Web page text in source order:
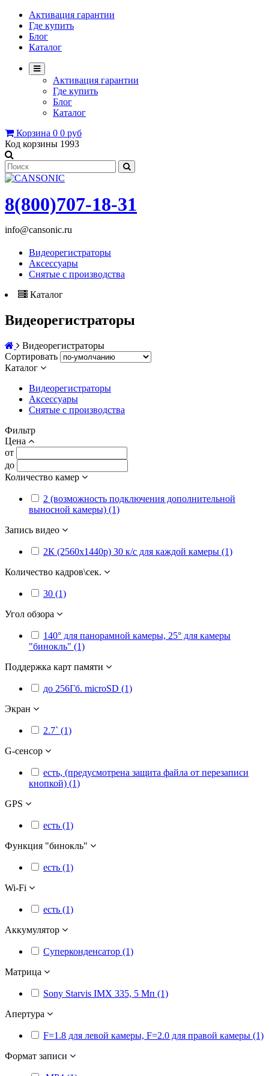
Активация гарантии
Где купить
Блог
Каталог
Активация гарантии
Где купить
Блог
Каталог
Корзина 0 0 руб
Код корзины 1993
8(800)707-18-31
info@cansonic.ru
Видеорегистраторы
Аксессуары
Снятые с производства
Каталог
Видеорегистраторы
Видеорегистраторы
Сортировать
Каталог
Видеорегистраторы
Аксессуары
Снятые с производства
Фильтр
Цена
от
до
Количество камер
2 (возможность подключения дополнительной
выносной камеры) (1)
Запись видео
2К (2560x1440p) 30 к/с для каждой камеры (1)
Количество кадров\сек.
30 (1)
Угол обзора
140° для панорамной камеры, 25° для камеры
"бинокль" (1)
Поддержка карт памяти
до 256Гб. microSD (1)
Экран
2.7` (1)
G-сенсор
есть, (предусмотрена защита файла от перезаписи
кнопкой) (1)
GPS
есть (1)
Функция "бинокль"
есть (1)
Wi-Fi
есть (1)
Аккумулятор
Суперконденсатор (1)
Матрица
Sony Starvis IMX 335, 5 Мп (1)
Апертура
F=1.8 для левой камеры, F=2.0 для правой камеры (1)
Формат записи